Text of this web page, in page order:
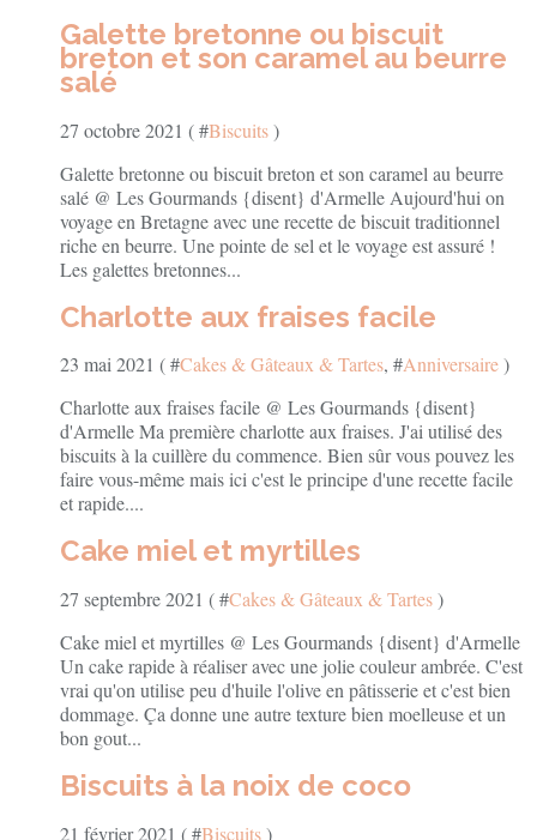
Galette bretonne ou biscuit
breton et son caramel au beurre
salé
27 octobre 2021 ( #Biscuits)
Galette bretonne ou biscuit breton et son caramel au beurre
salé @ Les Gourmands {disent} d'Armelle Aujourd'hui on
voyage en Bretagne avec une recette de biscuit traditionnel
riche en beurre. Une pointe de sel et le voyage est assuré !
Les galettes bretonnes...
Charlotte aux fraises facile
23 mai 2021 ( #Cakes & Gâteaux & Tartes, #Anniversaire)
Charlotte aux fraises facile @ Les Gourmands {disent}
d'Armelle Ma première charlotte aux fraises. J'ai utilisé des
biscuits à la cuillère du commence. Bien sûr vous pouvez les
faire vous-même mais ici c'est le principe d'une recette facile
et rapide....
Cake miel et myrtilles
27 septembre 2021 ( #Cakes & Gâteaux & Tartes)
Cake miel et myrtilles @ Les Gourmands {disent} d'Armelle
Un cake rapide à réaliser avec une jolie couleur ambrée. C'est
vrai qu'on utilise peu d'huile l'olive en pâtisserie et c'est bien
dommage. Ça donne une autre texture bien moelleuse et un
bon gout...
Biscuits à la noix de coco
21 février 2021 ( #Biscuits)